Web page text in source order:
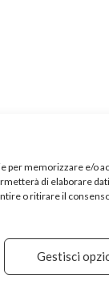
per memorizzare e/o
di elaborare
o ritirare il
Gestisci
di scarpe di